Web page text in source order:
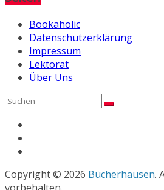
Bookaholic
Datenschutzerklärung
Impressum
Lektorat
Über Uns
Copyright © 2026 Bücherhausen.